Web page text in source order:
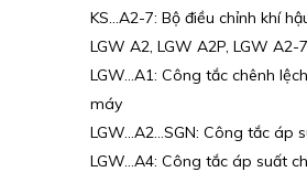
KS…A2-7: Bộ điều chỉnh khí
LGW A2, LGW A2P, LGW
LGW…A1: Công tắc chênh
máy
LGW…A2…SGN: Công tắc áp
LGW…A4: Công tắc áp suất